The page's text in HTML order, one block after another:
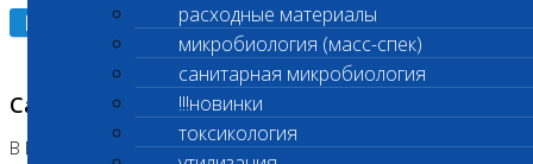
расходные материалы
микробиология (масс-спек)
санитарная микробиология
!!!новинки
токсикология
Подробнее
Санитарный день
В Бутово 21.07.2026